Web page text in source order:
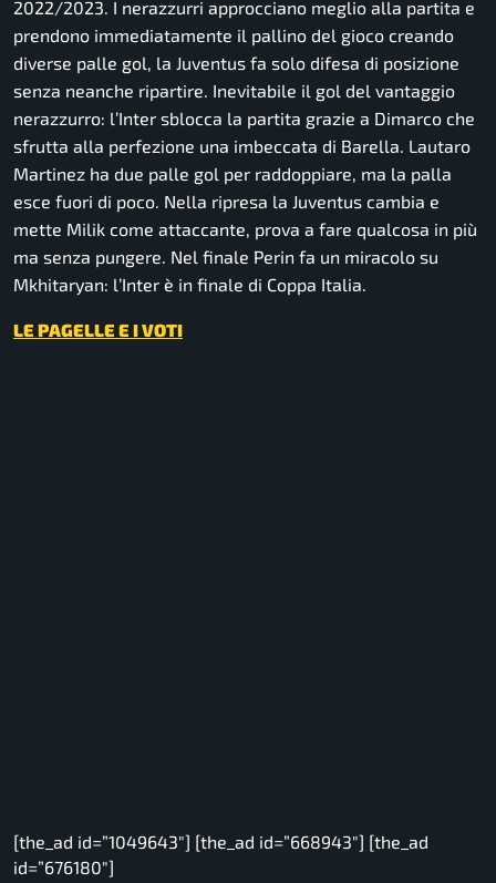
2022/2023. I nerazzurri approcciano meglio alla partita e
prendono immediatamente il pallino del gioco creando
diverse palle gol, la Juventus fa solo difesa di posizione
senza neanche ripartire. Inevitabile il gol del vantaggio
nerazzurro: l’Inter sblocca la partita grazie a Dimarco che
sfrutta alla perfezione una imbeccata di Barella. Lautaro
Martinez ha due palle gol per raddoppiare, ma la palla
esce fuori di poco. Nella ripresa la Juventus cambia e
mette Milik come attaccante, prova a fare qualcosa in più
ma senza pungere. Nel finale Perin fa un miracolo su
Mkhitaryan: l’Inter è in finale di Coppa Italia.
LE PAGELLE E I VOTI
[the_ad id=”1049643″] [the_ad id=”668943″] [the_ad
id=”676180″]